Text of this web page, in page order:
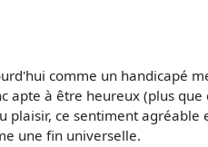
comme un handicapé
apte à être heureux (plus
plaisir, ce sentiment
une fin universelle.